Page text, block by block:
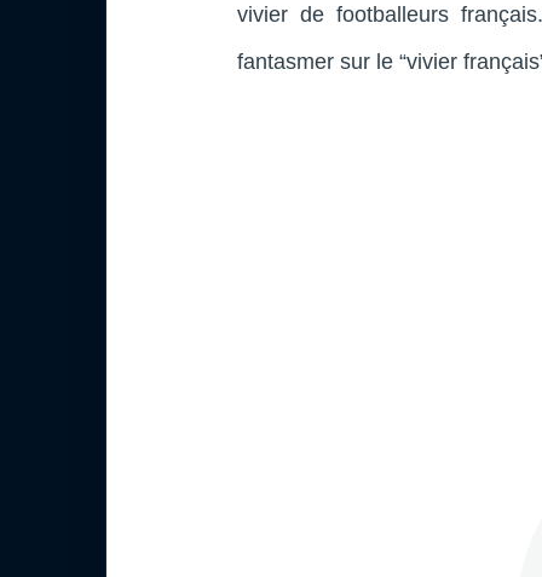
vivier de footballeurs
fantasmer sur le “vivier